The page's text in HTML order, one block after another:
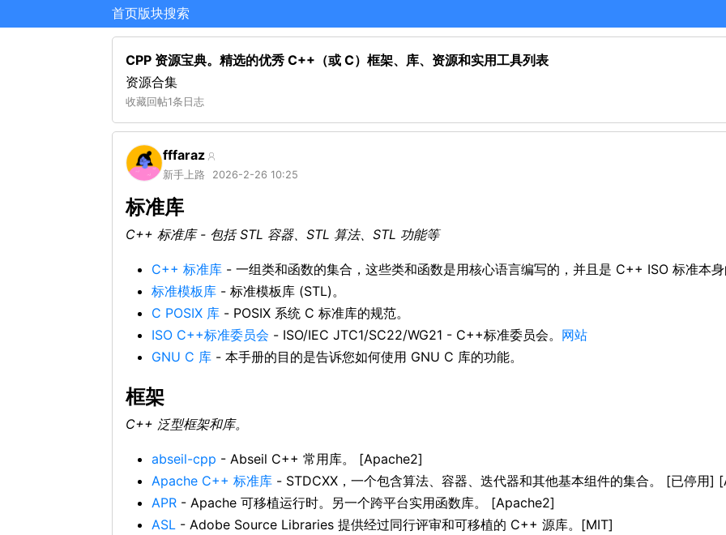
首页版块搜索
CPP 资源宝典。精选的优秀 C++（或 C）框架、库、资源和实用工具列表
资源合集
收藏回帖1条日志
fffaraz
新手上路 2026-2-26 10:25
标准库
C++ 标准库 - 包括 STL 容器、STL 算法、STL 功能等
C++ 标准库 - 一组类和函数的集合，这些类和函数是用核心语言编写的，并且是 C++ ISO 标准本
标准模板库 - 标准模板库 (STL)。
C POSIX 库 - POSIX 系统 C 标准库的规范。
ISO C++标准委员会 - ISO/IEC JTC1/SC22/WG21 - C++标准委员会。 网站
GNU C 库 - 本手册的目的是告诉您如何使用 GNU C 库的功能。
框架
C++ 泛型框架和库。
abseil-cpp - Abseil C++ 常用库。 [Apache2]
Apache C++ 标准库 - STDCXX，一个包含算法、容器、迭代器和其他基本组件的集合。 [已停用]
APR - Apache 可移植运行时。另一个跨平台实用函数库。 [Apache2]
ASL - Adobe Source Libraries 提供经过同行评审和可移植的 C++ 源库。[MIT]